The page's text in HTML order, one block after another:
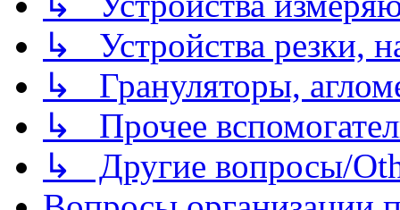
↳ Устройства резки,
↳ Грануляторы,
↳ Прочее
↳ Другие вопросы/